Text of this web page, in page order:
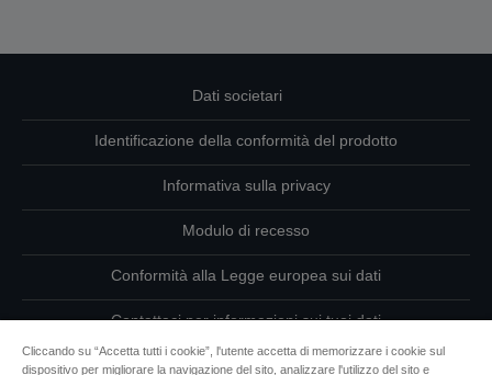
Dati societari
Identificazione della conformità del prodotto
Informativa sulla privacy
Modulo di recesso
Conformità alla Legge europea sui dati
Contattaci per informazioni sui tuoi dati
Informazioni sui cookie
Cliccando su “Accetta tutti i cookie”, l'utente accetta di memorizzare i cookie sul
dispositivo per migliorare la navigazione del sito, analizzare l'utilizzo del sito e